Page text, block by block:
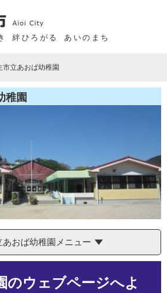
絆ひろがる あいのまち
市立あおば幼稚園
稚園
あおば幼稚園メニュー
のウェブページへよ